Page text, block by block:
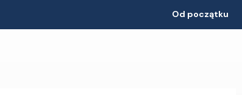
Od początku